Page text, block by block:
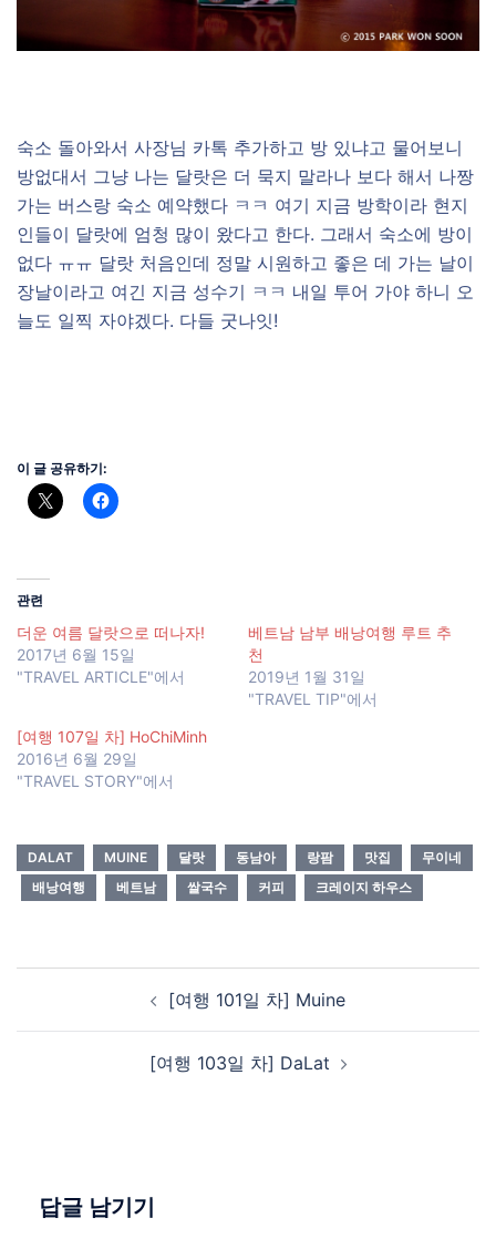
숙소 돌아와서 사장님 카톡 추가하고 방 있냐고 물어보니
방없대서 그냥 나는 달랏은 더 묵지 말라나 보다 해서 나짱
가는 버스랑 숙소 예약했다 ㅋㅋ 여기 지금 방학이라 현지
인들이 달랏에 엄청 많이 왔다고 한다. 그래서 숙소에 방이
없다 ㅠㅠ 달랏 처음인데 정말 시원하고 좋은 데 가는 날이
장날이라고 여긴 지금 성수기 ㅋㅋ 내일 투어 가야 하니 오
늘도 일찍 자야겠다. 다들 굿나잇!
이 글 공유하기:
관련
더운 여름 달랏으로 떠나자!
2017년 6월 15일
"TRAVEL ARTICLE"에서
베트남 남부 배낭여행 루트 추
천
2019년 1월 31일
"TRAVEL TIP"에서
[여행 107일 차] HoChiMinh
2016년 6월 29일
"TRAVEL STORY"에서
DALAT MUINE 달랏 동남아 랑팜 맛집
무이네
배낭여행
베트남 쌀국수 커피 크레이지 하우스
navigation
[여행 101일 차] Muine
[여행 103일 차] DaLat
답글 남기기